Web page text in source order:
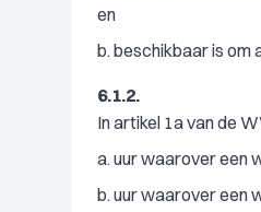
en
b. beschikbaar is om
6.1.2.
In artikel 1a van de
a. uur waarover een
b. uur waarover een